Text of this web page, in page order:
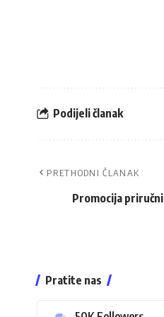
Podijeli članak
PRETHODNI ČLANAK
Promocija
Pratite nas